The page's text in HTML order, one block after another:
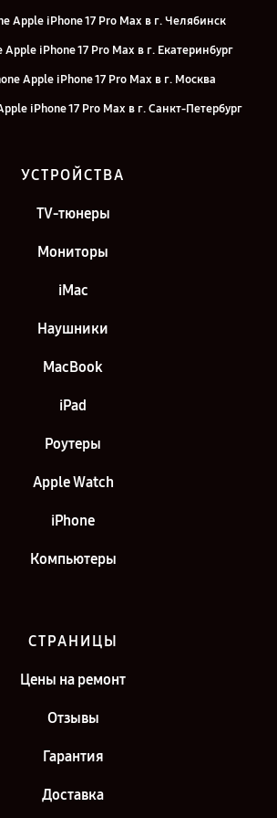
Apple iPhone 17 Pro Max в г. Челябинск
iPhone 17 Pro Max в г. Екатеринбург
Apple iPhone 17 Pro Max в г. Москва
iPhone 17 Pro Max в г. Санкт-Петербург
УСТРОЙСТВА
TV-тюнеры
Мониторы
iMac
Наушники
MacBook
iPad
Роутеры
Apple Watch
iPhone
Компьютеры
СТРАНИЦЫ
Цены на ремонт
Отзывы
Гарантия
Доставка